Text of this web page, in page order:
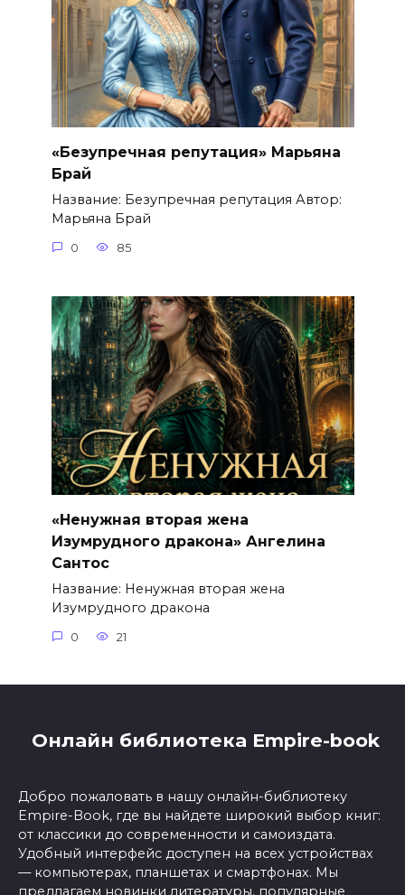
«Безупречная репутация» Марьяна
Брай
Название: Безупречная репутация Автор:
Марьяна Брай
0 85
«Ненужная вторая жена
Изумрудного дракона» Ангелина
Сантос
Название: Ненужная вторая жена
Изумрудного дракона
0 21
Онлайн библиотека Empire-book
Добро пожаловать в нашу онлайн-библиотеку
Empire-Book, где вы найдете широкий выбор книг:
от классики до современности и самоиздата.
Удобный интерфейс доступен на всех устройствах
— компьютерах, планшетах и смартфонах. Мы
предлагаем новинки литературы, популярные